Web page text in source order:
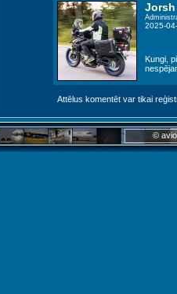
Jorsh
2025-
Kungi,
Attēlus komentēt var tikai
©